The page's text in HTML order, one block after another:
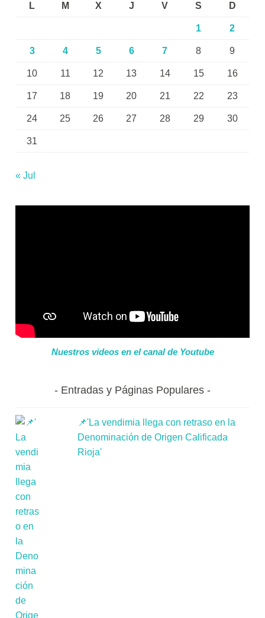
L
M X J V S D
1 2
3 4 5 6 7 8 9
10 11 12 13 14 15 16
17 18 19 20 21 22 23
24 25 26 27 28 29 30
31
« Jul
Nuestros videos en el canal de Youtube
Entradas y Páginas Populares
📌'La vendimia llega con retraso en la
Denominación de Origen Calificada
Rioja'